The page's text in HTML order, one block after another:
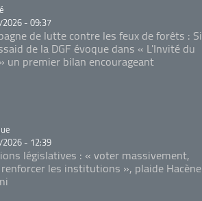
- 09:37
de lutte contre les feux de forêts : Si
de la DGF évoque dans « L'Invité du
un premier bilan encourageant
- 12:39
législatives : « voter massivement,
les institutions », plaide Hacène